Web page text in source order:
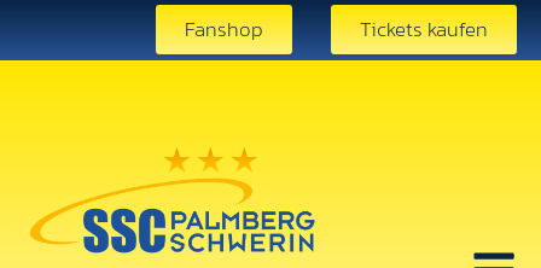
Fanshop Tickets kaufen